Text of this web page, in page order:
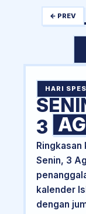
← PREV
HARI
3
Senin, 3
kalender
dengan